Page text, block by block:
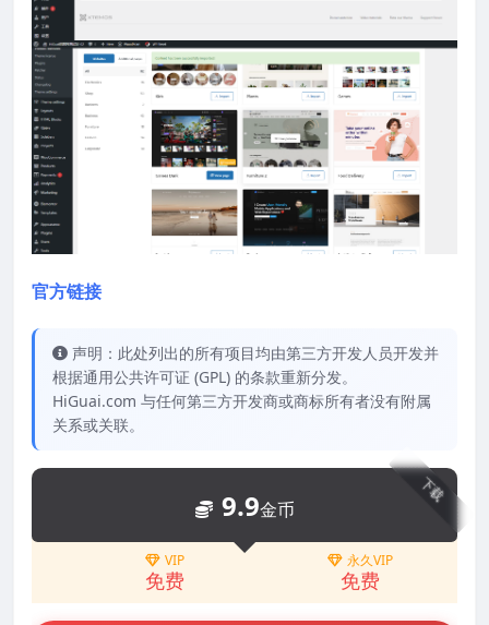
官方链接
声明：此处列出的所有项目均由第三方开发人员开发并
根据通用公共许可证 (GPL) 的条款重新分发。
HiGuai.com 与任何第三方开发商或商标所有者没有附属
关系或关联。
下载
9.9金币
VIP
免费
永久VIP
免费